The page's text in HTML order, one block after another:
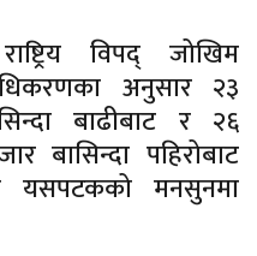
विपद् जोखिम
अनुसार २३
बाढीबाट र २६
बासिन्दा पहिरोबाट
यसपटकको मनसुनमा